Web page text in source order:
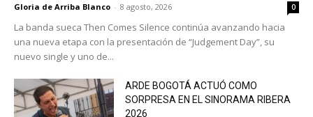
Gloria de Arriba Blanco - 8 agosto, 2026 0
La banda sueca Then Comes Silence continúa avanzando hacia
una nueva etapa con la presentación de “Judgement Day”, su
nuevo single y uno de...
ARDE BOGOTÁ ACTUÓ COMO
SORPRESA EN EL SINORAMA RIBERA
2026